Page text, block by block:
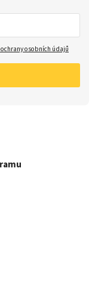
osobních údajů